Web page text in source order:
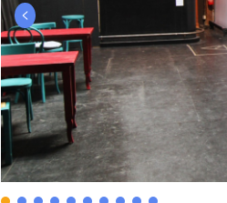
<